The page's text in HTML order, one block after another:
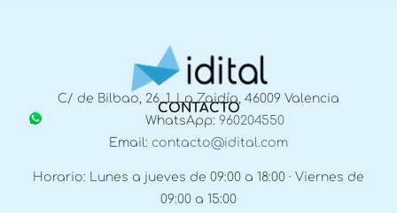
CONTACTO
C/ de Bilbao, 26, 1, La Zaidía, 46009 Valencia
WhatsApp: 960204550
Email: contacto@idital.com
Horario: Lunes a jueves de 09:00 a 18:00 · Viernes de
09:00 a 15:00